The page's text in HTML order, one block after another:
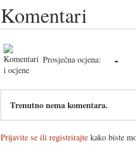
Komentari
Prosječna ocjena: -
Trenutno nema komentara.
Prijavite se ili registrirajte kako biste